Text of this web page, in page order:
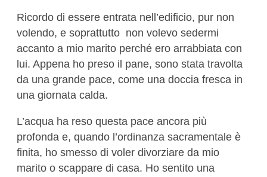
Ricordo di essere entrata nell’edificio, pur non
volendo, e soprattutto non volevo sedermi
accanto a mio marito perché ero arrabbiata con
lui. Appena ho preso il pane, sono stata travolta
da una grande pace, come una doccia fresca in
una giornata calda.
L’acqua ha reso questa pace ancora più
profonda e, quando l’ordinanza sacramentale è
finita, ho smesso di voler divorziare da mio
marito o scappare di casa. Ho sentito una